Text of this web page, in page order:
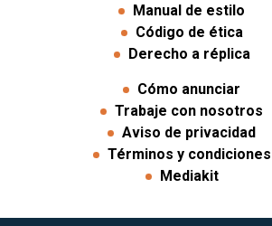
Manual de estilo
Código de ética
Derecho a réplica
Cómo anunciar
Trabaje con nosotros
Aviso de privacidad
Términos y condiciones
Mediakit